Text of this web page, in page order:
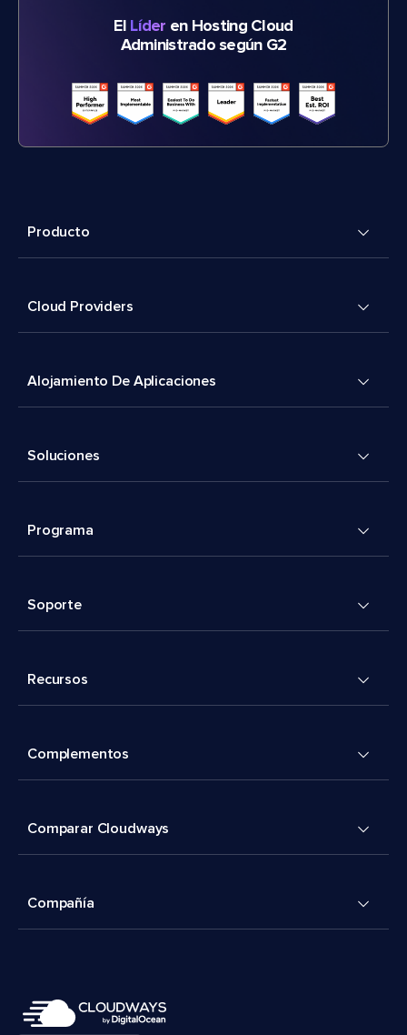
El Líder en Hosting Cloud
Administrado según G2
Producto
Cloud Providers
Alojamiento De Aplicaciones
Soluciones
Programa
Soporte
Recursos
Complementos
Comparar Cloudways
Compañía